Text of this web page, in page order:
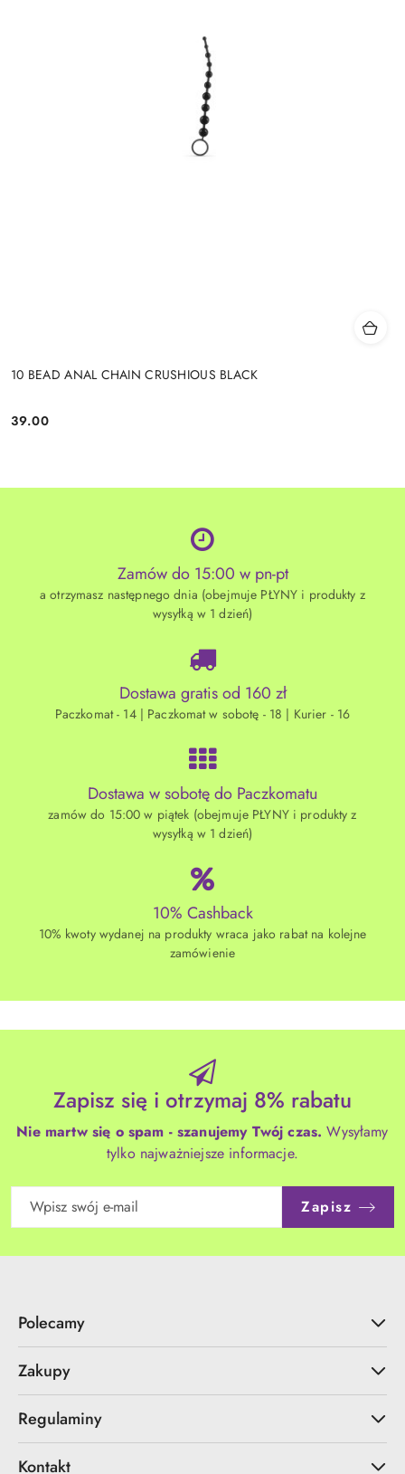
10 BEAD ANAL CHAIN CRUSHIOUS BLACK
Cena:
39.00
Zamów do 15:00 w pn-pt
a otrzymasz następnego dnia (obejmuje PŁYNY i produkty z
wysyłką w 1 dzień)
Dostawa gratis od 160 zł
Paczkomat - 14 | Paczkomat w sobotę - 18 | Kurier - 16
Dostawa w sobotę do Paczkomatu
zamów do 15:00 w piątek (obejmuje PŁYNY i produkty z
wysyłką w 1 dzień)
10% Cashback
10% kwoty wydanej na produkty wraca jako rabat na kolejne
zamówienie
Zapisz się i otrzymaj 8% rabatu
Nie martw się o spam - szanujemy Twój czas. Wysyłamy
tylko najważniejsze informacje.
Zapisz
Polecamy
Zakupy
Regulaminy
Kontakt